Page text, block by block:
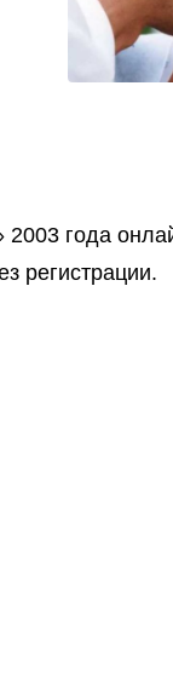
года
регистрации.